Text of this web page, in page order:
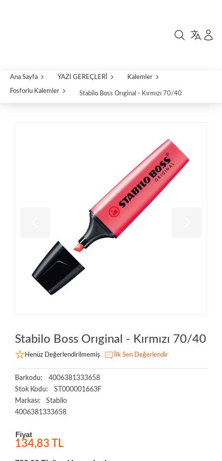
Ana Sayfa YAZI GEREÇLERİ Kalemler
Fosforlu Kalemler Stabilo Boss Orıginal - Kırmızı 70/40
Stabilo Boss Orıginal - Kırmızı 70/40
Henüz Değerlendirilmemiş İlk Sen Değerlendir
Barkodu:
4006381333658
Stok Kodu:
ST000001663F
Markası:
Stabilo
4006381333658
Fiyat
134,83 TL